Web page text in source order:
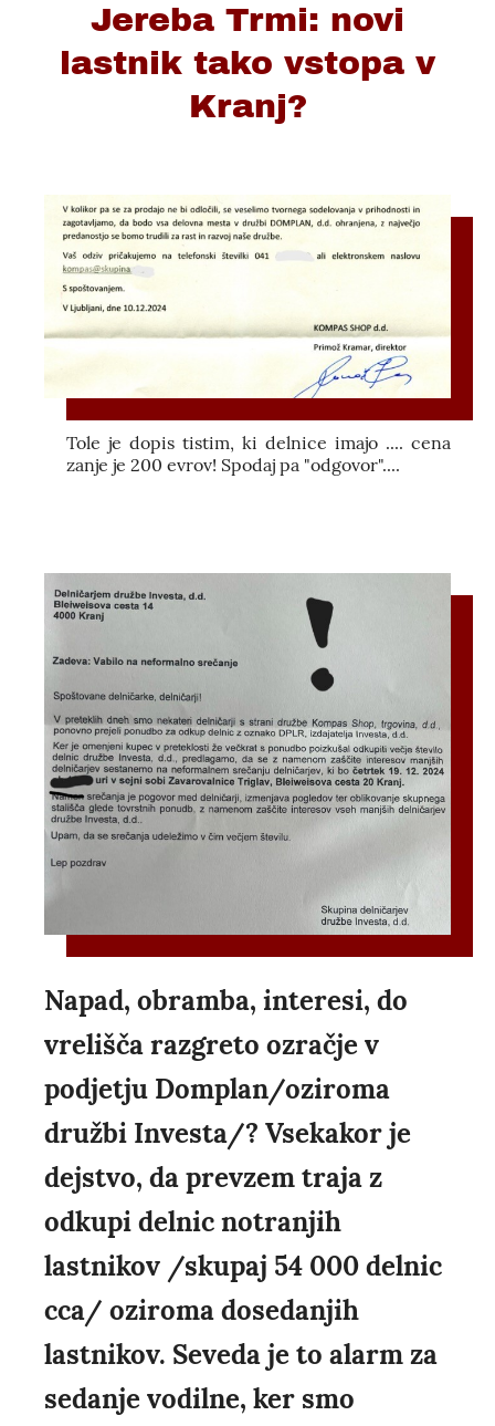
Jereba Trmi: novi
lastnik tako vstopa v
Kranj?
Tole je dopis tistim, ki delnice imajo .... cena
zanje je 200 evrov! Spodaj pa "odgovor"....
Napad, obramba, interesi, do
vrelišča razgreto ozračje v
podjetju Domplan/oziroma
družbi Investa/? Vsekakor je
dejstvo, da prevzem traja z
odkupi delnic notranjih
lastnikov /skupaj 54 000 delnic
cca/ oziroma dosedanjih
lastnikov. Seveda je to alarm za
sedanje vodilne, ker smo